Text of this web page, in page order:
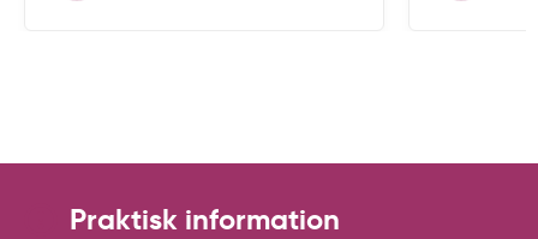
Praktisk information